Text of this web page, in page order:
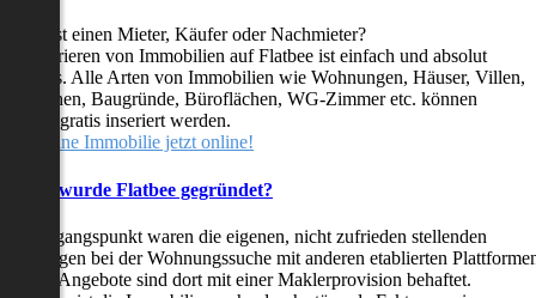
suchst einen Mieter, Käufer oder Nachmieter?
Inserieren von Immobilien auf Flatbee ist einfach und absolut
Alle Arten von Immobilien wie Wohnungen, Häuser, Villen,
Baugründe, Büroflächen, WG-Zimmer etc. können
gratis inseriert werden.
deine Immobilie jetzt online!
wurde Flatbee gegründet?
Ausgangspunkt waren die eigenen, nicht zufrieden stellenden
bei der Wohnungssuche mit anderen etablierten
alle Angebote sind dort mit einer Maklerprovision behaftet.